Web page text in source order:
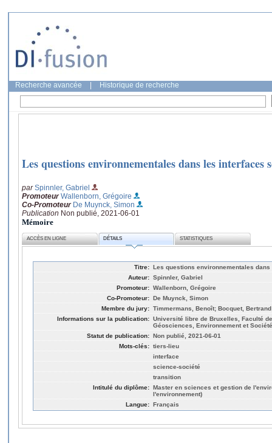
Recherche avancée Historique de recherche
Les questions environnementales dans les interfaces
parSpinnler, Gabriel
Promoteur Wallenborn, Grégoire
Co-Promoteur De Muynck, Simon
Publication Non publié, 2021-06-01
Mémoire
ACCÈS EN LIGNE DÉTAILS STATISTIQUES
Titre: Les questions environnementales
Auteur: Spinnler, Gabriel
Promoteur: Wallenborn, Grégoire
Co-Promoteur: De Muynck, Simon
Membre du jury: Timmermans, Benoît; Bocquet,
Informations sur la publication: Université libre de Bruxelles, Faculté
Géosciences, Environnement et
Statut de publication: Non publié, 2021-06-01
Mots-clés: tiers-lieu
interface
science-société
transition
Intitulé du diplôme: Master en sciences et gestion de
l'environnement)
Langue: Français